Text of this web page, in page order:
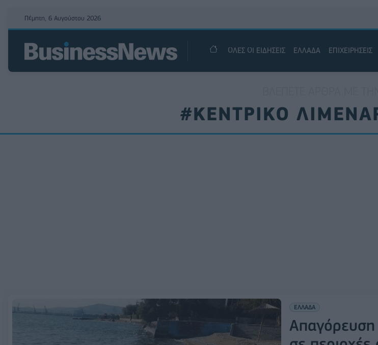
Πέμπτη, 6 Αυγούστου 2026
ΟΛΕΣ ΟΙ ΕΙΔΗΣΕΙΣ ΕΛΛΑΔΑ ΕΠΙΧΕΙΡΗΣΕΙΣ
#ΚΕΝΤΡΙΚΟ
ΕΛΛΑΔΑ